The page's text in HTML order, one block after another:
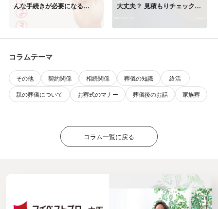
んな手続きが必要になる
の？」
大丈夫？ 見積もりチェックの
コラムテーマ
その他 契約関係 相続関係 葬儀の知識
終活
親の葬儀について
お葬式のマナー 葬儀後のお話 家族葬
コラム一覧に戻る